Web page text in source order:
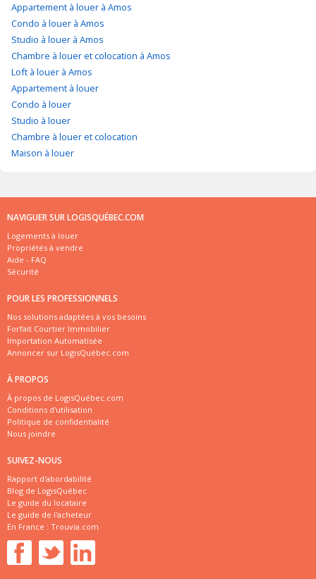
Appartement à louer à Amos
Condo à louer à Amos
Studio à louer à Amos
Chambre à louer et colocation à Amos
Loft à louer à Amos
Appartement à louer
Condo à louer
Studio à louer
Chambre à louer et colocation
Maison à louer
NAVIGUER SUR LOGISQUÉBEC.COM
Logements à louer
Propriétés à vendre
Aide - FAQ
Sécurité
POUR LES PROFESSIONNELS
Nos solutions adaptées à vos besoins
Forfait Courtier Immobilier
Importation Automatisée
Annoncer sur LogisQuébec.com
À PROPOS
À propos de LogisQuébec.com
Conditions d'utilisation
Politique de confidentialité
Nous joindre
SUIVEZ-NOUS
Rapport d'abordabilité
Blog de LogisQuébec
Le guide du locataire
Le guide de l'acheteur
En France : Trouvia.com